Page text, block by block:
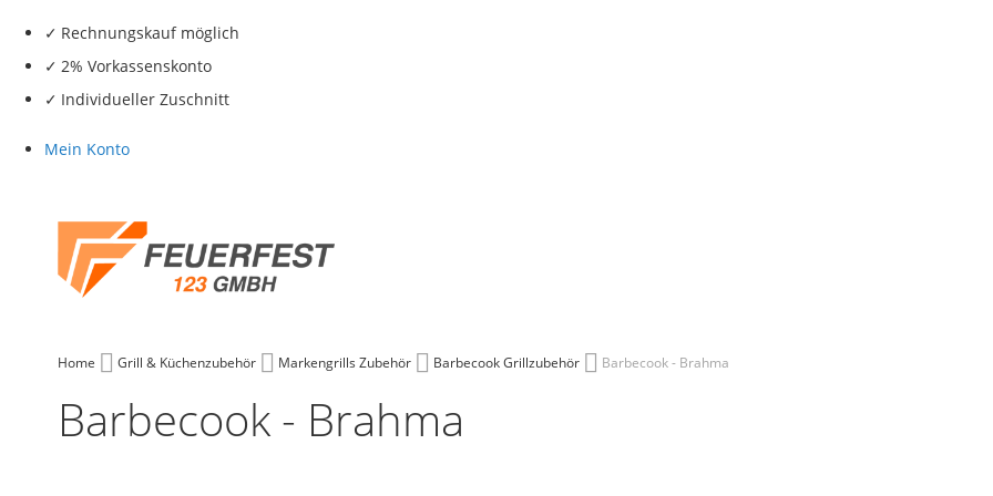
Rechnungskauf möglich
2% Vorkassenskonto
Individueller Zuschnitt
Mein Konto
Home Grill & Küchenzubehör Markengrills Zubehör Barbecook Grillzubehör Barbecook - Brahma
Barbecook - Brahma